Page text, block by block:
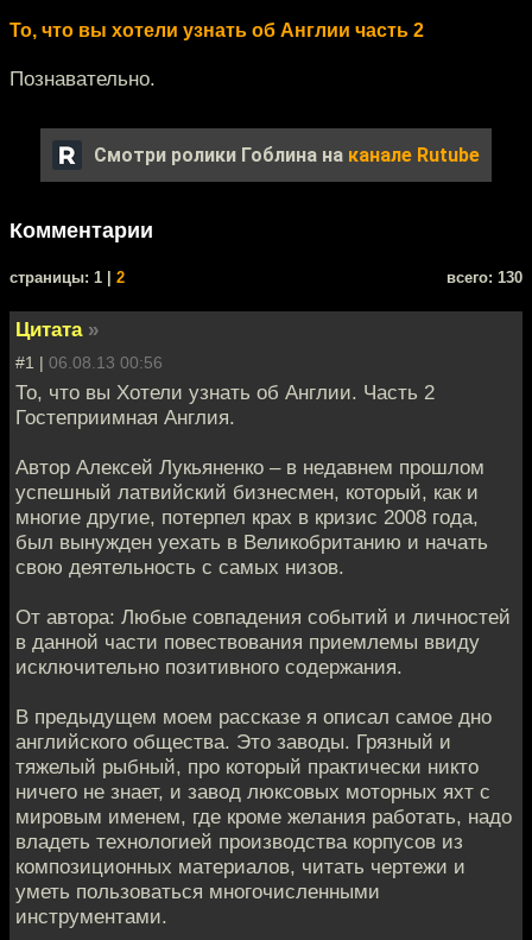
То, что вы хотели узнать об Англии часть 2
Познавательно.
Смотри ролики Гоблина на канале Rutube
Комментарии
cтраницы: 1 | 2 всего: 130
Цитата »
#1 | 06.08.13 00:56
То, что вы Хотели узнать об Англии. Часть 2
Гостеприимная Англия.
Автор Алексей Лукьяненко – в недавнем прошлом
успешный латвийский бизнесмен, который, как и
многие другие, потерпел крах в кризис 2008 года,
был вынужден уехать в Великобританию и начать
свою деятельность с самых низов.
От автора: Любые совпадения событий и личностей
в данной части повествования приемлемы ввиду
исключительно позитивного содержания.
В предыдущем моем рассказе я описал самое дно
английского общества. Это заводы. Грязный и
тяжелый рыбный, про который практически никто
ничего не знает, и завод люксовых моторных яхт с
мировым именем, где кроме желания работать, надо
владеть технологией производства корпусов из
композиционных материалов, читать чертежи и
уметь пользоваться многочисленными
инструментами.